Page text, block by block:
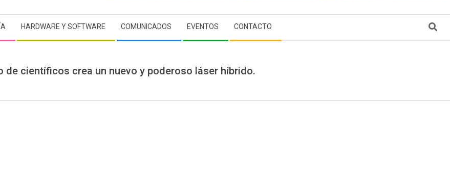
HARDWARE Y SOFTWARE COMUNICADOS EVENTOS CONTACTO Search
de científicos crea un nuevo y poderoso láser híbrido.